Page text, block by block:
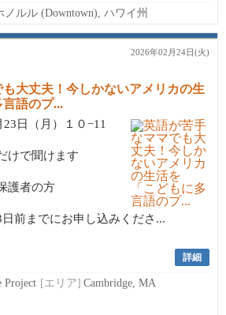
ノルル (Downtown), ハワイ州
2026年02月24日(火)
大丈夫！今しかないアメリカの生
語のプ...
23日（月）１０−11
けで聞けます
護者の方
日前までにお申し込みくださ...
詳細
Project [エリア] Cambridge, MA